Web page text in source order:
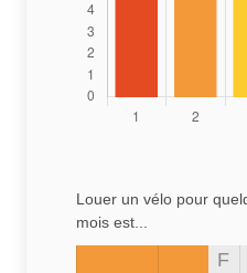
Louer un vélo pour
mois est...
F